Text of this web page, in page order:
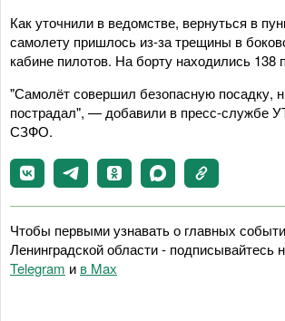
Как уточнили в ведомстве, вернуться в
самолету пришлось из-за трещины в
кабине пилотов. На борту находились 138
"Самолёт совершил безопасную посадку,
пострадал", — добавили в пресс-службе
СЗФО.
Чтобы первыми узнавать о главных
Ленинградской области - подписывайтесь
Telegram и в Maх